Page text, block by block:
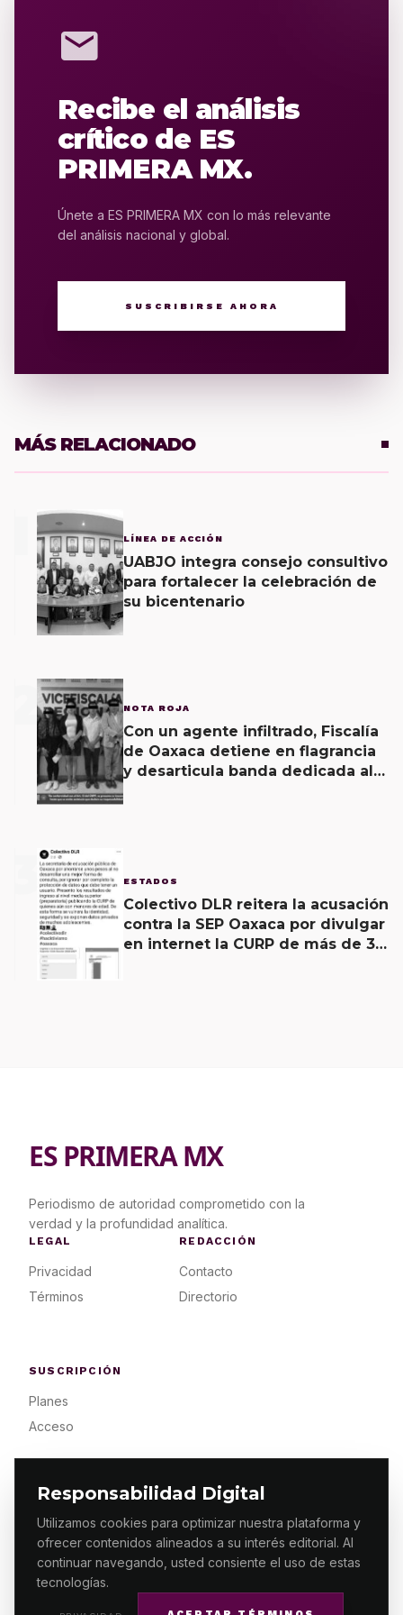
Responsabilidad Digital
Utilizamos cookies para optimizar nuestra plataforma y
ofrecer contenidos alineados a su interés editorial. Al
continuar navegando, usted consiente el uso de estas
tecnologías.
mail
Recibe el análisis
crítico de ES
PRIMERA MX.
Únete a ES PRIMERA MX con lo más relevante
del análisis nacional y global.
SUSCRIBIRSE AHORA
MÁS RELACIONADO
LÍNEA DE ACCIÓN
UABJO integra consejo consultivo
para fortalecer la celebración de
su bicentenario
2 NOTA ROJA
Con un agente infiltrado, Fiscalía
de Oaxaca detiene en flagrancia
y desarticula banda dedicada al
3 ESTADOS
Colectivo DLR reitera la acusación
contra la SEP Oaxaca por divulgar
en internet la CURP de más de 30
ES PRIMERA MX
Periodismo de autoridad comprometido con la
verdad y la profundidad analítica.
LEGAL
Privacidad
Términos
REDACCIÓN
Contacto
Directorio
SUSCRIPCIÓN
Planes
Acceso
© 2026 ES PRIMERA MX. ALGUNOS DERECHOS
RESERVADOS / DESIGNMAKING.MX